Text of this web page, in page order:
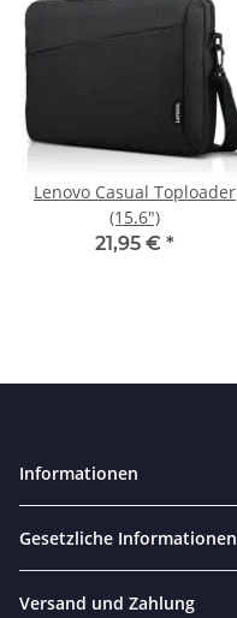
Lenovo Casual Toploader
(15.6")
21,95 € *
Informationen
Gesetzliche Informationen
Versand und Zahlung